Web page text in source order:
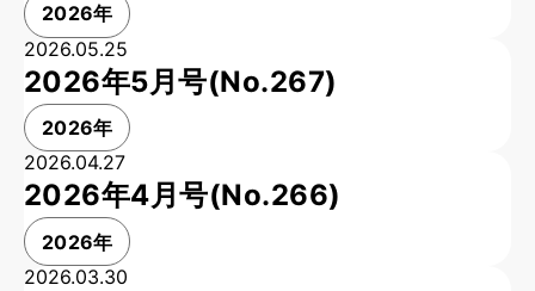
2026年
2026.05.25
2026年5月号(No.267)
2026年
2026.04.27
2026年4月号(No.266)
2026年
2026.03.30